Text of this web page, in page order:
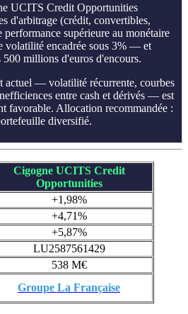
UCITS Credit Opportunities
d'arbitrage (crédit, convertibles,
supérieure au monétaire
volatilité encadrée sous 3% — et
millions d'euros d'encours.
actuel — volatilité récurrente, courbes
entre cash et dérivés — est
favorable. Allocation recommandée :
diversifié.
Cigogne UCITS Credit
Opportunities
+1,98%
+4,71%
+5,87%
LU2587561429
538 M€
Groupe La Française